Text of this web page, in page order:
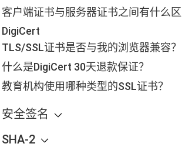
客户端证书与服务器证书之间有什么
DigiCert
TLS/SSL证书是否与我的浏览器兼容？
什么是DigiCert 30天退款保证？
教育机构使用哪种类型的SSL证书？
安全签名
SHA-2